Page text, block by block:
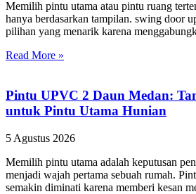
Memilih pintu utama atau pintu ruang
hanya berdasarkan tampilan. swing door
pilihan yang menarik karena
Read More »
Pintu UPVC 2 Daun Medan:
untuk Pintu Utama Hunian
5 Agustus 2026
Memilih pintu utama adalah keputusan
menjadi wajah pertama sebuah rumah.
semakin diminati karena memberi kesan